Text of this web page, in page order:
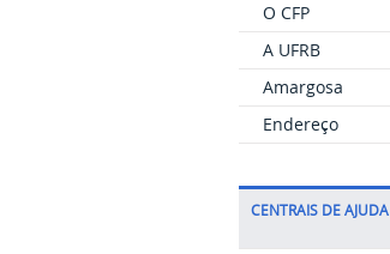
O CFP
A UFRB
Amargosa
Endereço
CENTRAIS DE AJUDA